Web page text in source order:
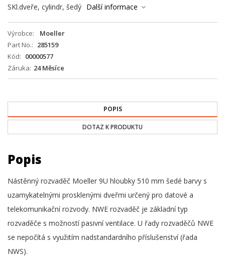
SKl.dveře, cylindr, šedý Další informace
Výrobce
Moeller
Part No.
285159
Kód
00000577
Záruka 24 Měsíce
POPIS
DOTAZ K PRODUKTU
Popis
Nástěnný rozvaděč Moeller 9U hloubky 510 mm šedé barvy s
uzamykatelnými prosklenými dveřmi určený pro datové a
telekomunikační rozvody. NWE rozvaděč je základní typ
rozvaděče s možností pasivní ventilace. U řady rozvaděčů NWE
se nepočítá s využitím nadstandardního příslušenství (řada
NWS).